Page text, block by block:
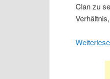
Clan zu